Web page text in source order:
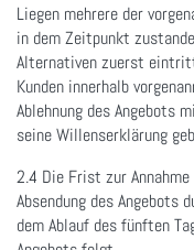
Liegen mehrere der
in dem Zeitpunkt
Alternativen zuerst
Kunden innerhalb
Ablehnung des Angebots
seine Willenserklärung
2.4 Die Frist zur
Absendung des Angebots
dem Ablauf des fünften